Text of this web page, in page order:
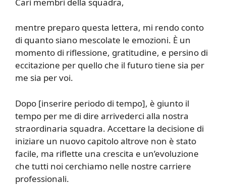
mentre preparo questa lettera, mi rendo conto
di quanto siano mescolate le emozioni. È un
momento di riflessione, gratitudine, e persino di
eccitazione per quello che il futuro tiene sia per
me sia per voi.
Dopo [inserire periodo di tempo], è giunto il
tempo per me di dire arrivederci alla nostra
straordinaria squadra. Accettare la decisione di
iniziare un nuovo capitolo altrove non è stato
facile, ma riflette una crescita e un’evoluzione
che tutti noi cerchiamo nelle nostre carriere
professionali.